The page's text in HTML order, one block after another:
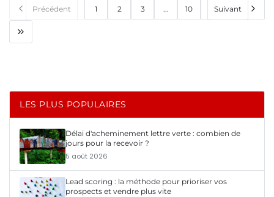
Précédent 1 2 3 ... 10 Suivant
LES PLUS POPULAIRES
Délai d'acheminement lettre verte : combien de
jours pour la recevoir ?
5 août 2026
Lead scoring : la méthode pour prioriser vos
prospects et vendre plus vite